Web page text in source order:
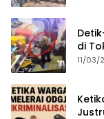
di
11/03/